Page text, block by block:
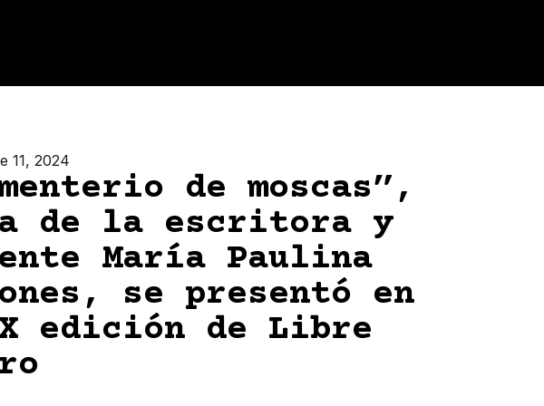
11, 2024
de moscas”,
de la escritora y
María Paulina
se presentó en
edición de Libre